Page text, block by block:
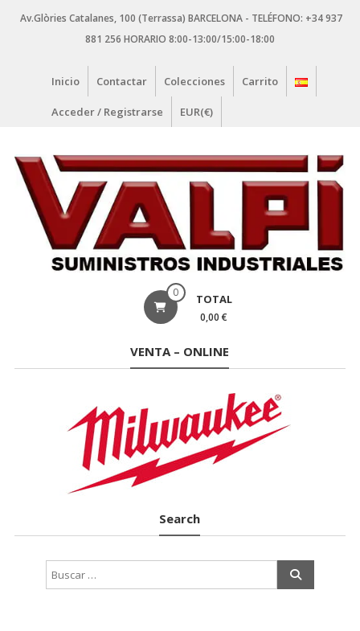
contenido
Av.Glòries Catalanes, 100 (Terrassa) BARCELONA - TELÉFONO: +34 937
881 256 HORARIO 8:00-13:00/15:00-18:00
Inicio Contactar Colecciones Carrito
Acceder / Registrarse EUR(€)
SUMINISTROS
INDUSTRIALES
Suministros
0 TOTAL
0,00 €
VENTA – ONLINE
Search